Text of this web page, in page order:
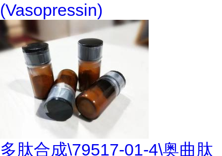
(Vasopressin)
多肽合成\79517-01-4\奥曲肽